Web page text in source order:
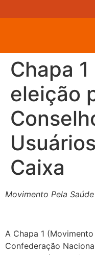
Chapa
eleição
Caixa
Movimento Pela
A Chapa 1
Confederação